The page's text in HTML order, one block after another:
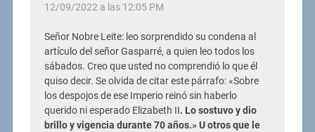
12/09/2022 a las 12:05 PM
Señor Nobre Leite: leo sorprendido su condena al
artículo del señor Gasparré, a quien leo todos los
sábados. Creo que usted no comprendió lo que él
quiso decir. Se olvida de citar este párrafo: «Sobre
los despojos de ese Imperio reinó sin haberlo
querido ni esperado Elizabeth II. Lo sostuvo y dio
brillo y vigencia durante 70 años.» U otros que le